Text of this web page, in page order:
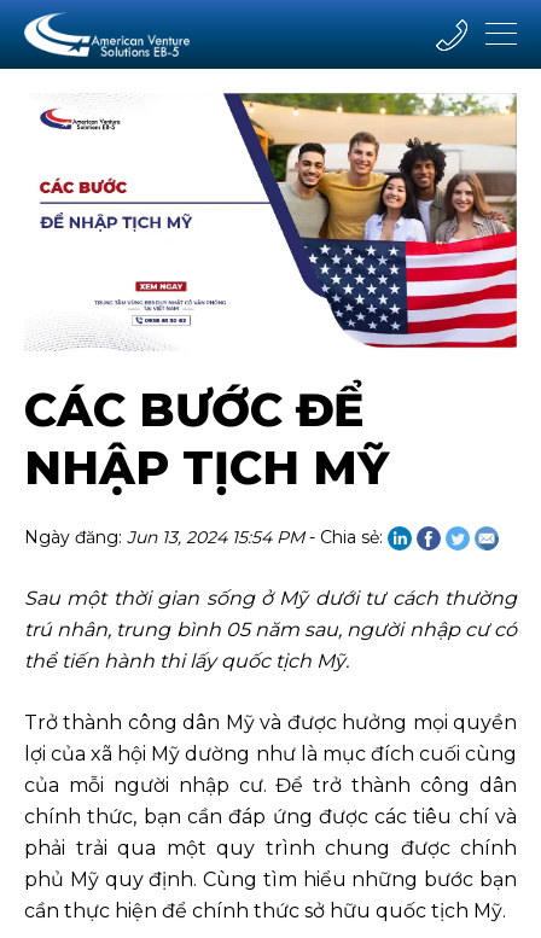
CÁC BƯỚC ĐỂ
NHẬP TỊCH MỸ
Ngày đăng: Jun 13, 2024 15:54 PM- Chia sẻ:
Sau một thời gian sống ở Mỹ dưới tư cách thường
trú nhân, trung bình 05 năm sau, người nhập cư có
thể tiến hành thi lấy quốc tịch Mỹ.
Trở thành công dân Mỹ và được hưởng mọi quyền
lợi của xã hội Mỹ dường như là mục đích cuối cùng
của mỗi người nhập cư. Để trở thành công dân
chính thức, bạn cần đáp ứng được các tiêu chí và
phải trải qua một quy trình chung được chính
phủ Mỹ quy định. Cùng tìm hiểu những bước bạn
cần thực hiện để chính thức sở hữu quốc tịch Mỹ.